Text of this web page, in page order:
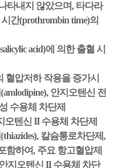
타내지 않았으며, 타다라
간(prothrombin time)의
acid)에 의한 출혈 시
혈압저하 작용을 증가시
안지오텐신 전
수용체 차단제
오텐신 II 수용체 차단제
칼슘통로차단제,
함하여, 주요 항고혈압제
지오텐신 II 수용체 차단